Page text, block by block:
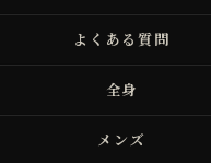
よくある質問
全身
メンズ